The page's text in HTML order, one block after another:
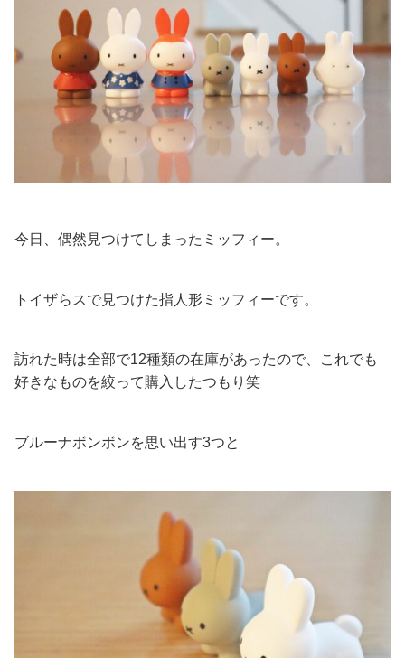
今日、偶然見つけてしまったミッフィー。
トイザらスで見つけた指人形ミッフィーです。
訪れた時は全部で12種類の在庫があったので、これでも
好きなものを絞って購入したつもり笑
ブルーナボンボンを思い出す3つと